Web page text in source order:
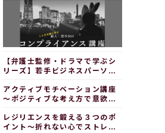
【弁護士監修・ドラマで学ぶシ
リーズ】若手ビジネスパーソン
き）
アクティブモチベーション講座
～ポジティブな考え方で意欲を
イド付き）
レジリエンスを鍛える３つのポ
イント～折れない心でストレス